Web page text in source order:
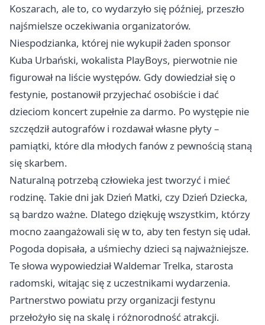
Koszarach, ale to, co wydarzyło się później, przeszło
najśmielsze oczekiwania organizatorów.
Niespodzianka, której nie wykupił żaden sponsor
Kuba Urbański, wokalista PlayBoys, pierwotnie nie
figurował na liście występów. Gdy dowiedział się o
festynie, postanowił przyjechać osobiście i dać
dzieciom koncert zupełnie za darmo. Po występie nie
szczędził autografów i rozdawał własne płyty –
pamiątki, które dla młodych fanów z pewnością staną
się skarbem.
Naturalną potrzebą człowieka jest tworzyć i mieć
rodzinę. Takie dni jak Dzień Matki, czy Dzień Dziecka,
są bardzo ważne. Dlatego dziękuję wszystkim, którzy
mocno zaangażowali się w to, aby ten festyn się udał.
Pogoda dopisała, a uśmiechy dzieci są najważniejsze.
Te słowa wypowiedział Waldemar Trelka, starosta
radomski, witając się z uczestnikami wydarzenia.
Partnerstwo powiatu przy organizacji festynu
przełożyło się na skalę i różnorodność atrakcji.